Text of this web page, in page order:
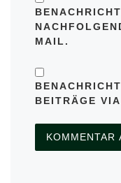
MAIL.
BEITRÄGE